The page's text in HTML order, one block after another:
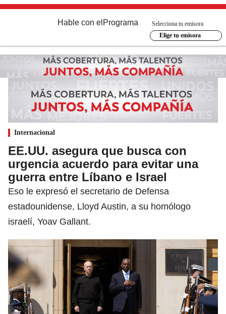
Hable con el Programa
Selecciona tu emisora
Elige tu emisora
Internacional
EE.UU. asegura que busca con
urgencia acuerdo para evitar una
guerra entre Líbano e Israel
Eso le expresó el secretario de Defensa
estadounidense, Lloyd Austin, a su homólogo
israelí, Yoav Gallant.